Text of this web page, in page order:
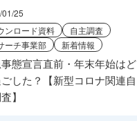
25
ンロード資料
自主調査
ーチ事業部
新着情報
態宣言直前・年末年始はど
した？【新型コロナ関連自
】